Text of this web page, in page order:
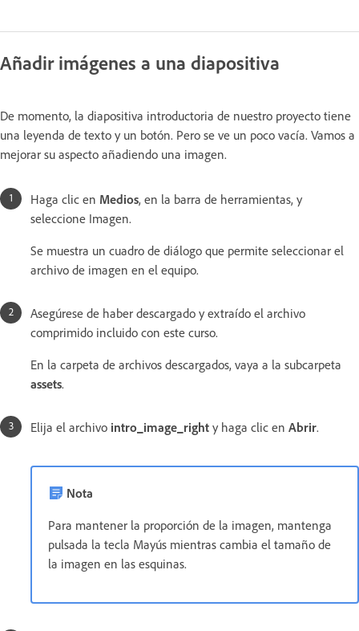
Añadir imágenes a una diapositiva
De momento, la diapositiva introductoria de nuestro proyecto tiene
una leyenda de texto y un botón. Pero se ve un poco vacía. Vamos a
mejorar su aspecto añadiendo una imagen.
Haga clic en Medios, en la barra de herramientas, y
seleccione Imagen.
Se muestra un cuadro de diálogo que permite seleccionar el
archivo de imagen en el equipo.
Asegúrese de haber descargado y extraído el archivo
comprimido incluido con este curso.
En la carpeta de archivos descargados, vaya a la subcarpeta
assets.
Elija el archivo intro_image_right y haga clic en Abrir.
Nota
Para mantener la proporción de la imagen, mantenga
pulsada la tecla Mayús mientras cambia el tamaño de
la imagen en las esquinas.